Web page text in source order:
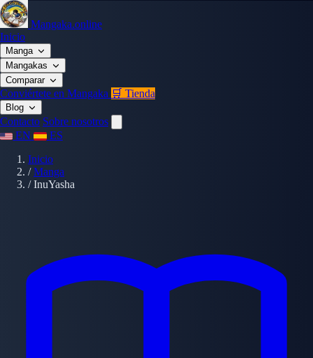
Mangaka.online
Inicio
Manga
Mangakas
Comparar
Conviértete en Mangaka 🛒 Tienda
Blog
Contacto Sobre nosotros
EN
ES
Inicio
/ Manga
/ InuYasha